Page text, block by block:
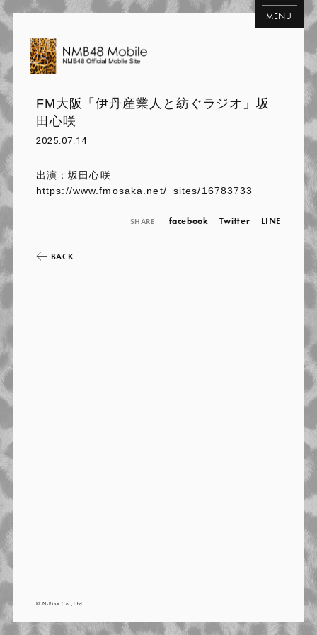
MENU
FM大阪「伊丹産業人と紡ぐラジオ」坂
田心咲
2025.07.14
出演：坂田心咲
https://www.fmosaka.net/_sites/16783733
SHARE facebook Twitter LINE
BACK